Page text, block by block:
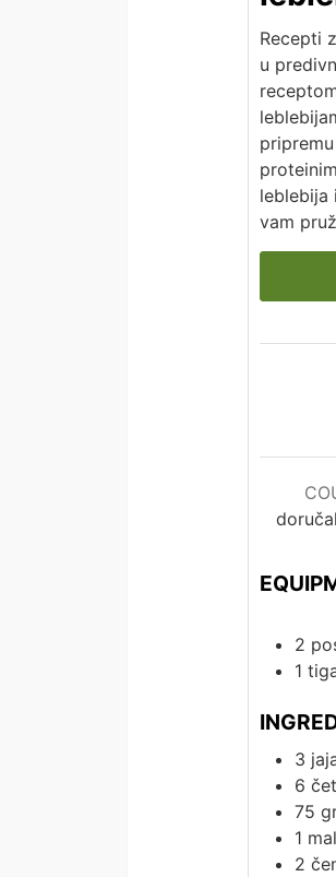
Recepti
u
leblebija
vam
2
1
3
6
75
1
2